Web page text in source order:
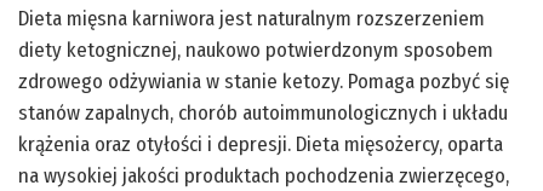
Dieta mięsna karniwora jest naturalnym rozszerzeniem
diety ketognicznej, naukowo potwierdzonym sposobem
zdrowego odżywiania w stanie ketozy. Pomaga pozbyć się
stanów zapalnych, chorób autoimmunologicznych i układu
krążenia oraz otyłości i depresji. Dieta mięsożercy, oparta
na wysokiej jakości produktach pochodzenia zwierzęcego,